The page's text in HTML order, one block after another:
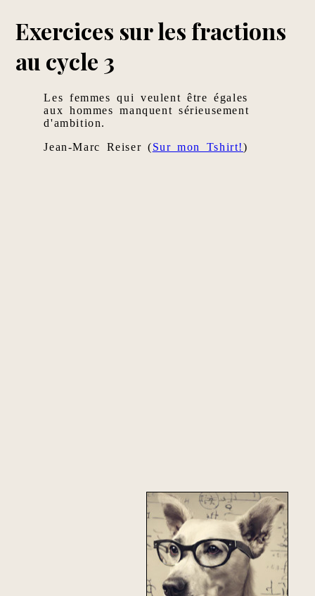
Exercices sur les fractions
au cycle 3
Les femmes qui veulent être égales
aux hommes manquent sérieusement
d'ambition.
Jean-Marc Reiser (Sur mon Tshirt!)